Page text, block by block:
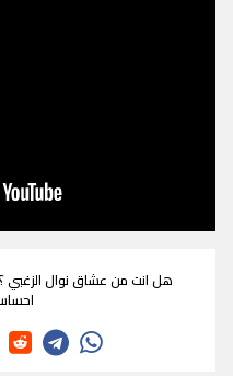
هل انت من عشاق نوال الزغبي